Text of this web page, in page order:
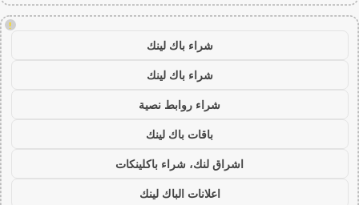
!
شراء باك لينك
شراء باك لينك
شراء روابط نصية
باقات باك لينك
اشراق لنك، شراء باكلينكات
اعلانات الباك لينك